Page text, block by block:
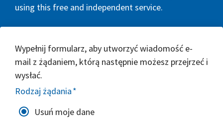
using this free and independent service.
Wypełnij formularz, aby utworzyć wiadomość e-
mail z żądaniem, którą następnie możesz przejrzeć i
wysłać.
Rodzaj żądania*
Usuń moje dane